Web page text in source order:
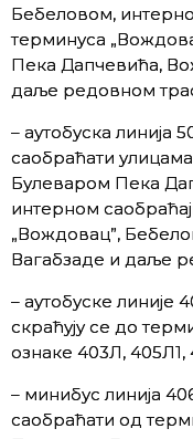
Бебеловом,
терминуса
Пека Дапчевића,
даље редовном
– аутобуска линија
саобраћати
Булеваром Пека
интерном
„Вождовац”,
Вагабзаде и даље
– аутобуске линије
скраћују се до
ознаке 403Л, 405Л1,
– минибус линија
саобраћати од